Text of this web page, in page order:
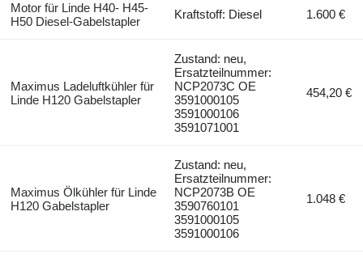
Motor für Linde H40- H45-
H50 Diesel-Gabelstapler
Kraftstoff: Diesel 1.600 €
Maximus Ladeluftkühler für
Linde H120 Gabelstapler
Zustand: neu,
Ersatzteilnummer:
NCP2073C OE
3591000105
3591000106
3591071001
454,20 €
Maximus Ölkühler für Linde
H120 Gabelstapler
Zustand: neu,
Ersatzteilnummer:
NCP2073B OE
3590760101
3591000105
3591000106
1.048 €